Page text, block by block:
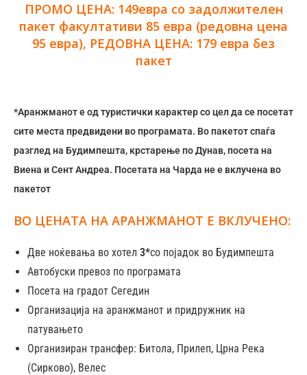
ПРОМО ЦЕНА: 149евра со задолжителен
пакет факултативи 85 евра (редовна цена
95 евра), РЕДОВНА ЦЕНА: 179 евра без
пакет
*Аранжманот е од туристички карактер со цел да се посетат
сите места предвидени во програмата. Во пакетот спаѓа
разглед на Будимпешта, крстарење по Дунав, посета на
Виена и Сент Андреа. Посетата на Чарда не е вклучена во
пакетот
ВО ЦЕНАТА НА АРАНЖМАНОТ Е ВКЛУЧЕНО:
Две ноќевања во хотел 3*со појадок во Будимпешта
Автобуски превоз по програмата
Посета на градот Сегедин
Организација на аранжманот и придружник на
патувањето
Организиран трансфер: Битола, Прилеп, Црна Река
(Сирково), Велес